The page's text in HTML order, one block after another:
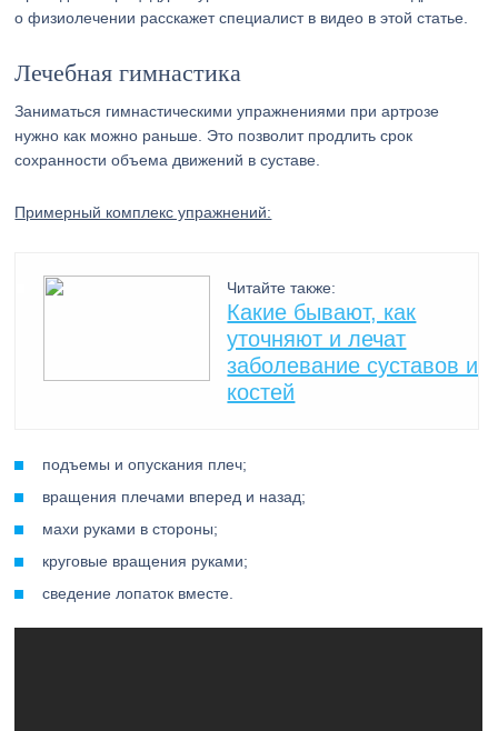
о физиолечении расскажет специалист в видео в этой статье.
Лечебная гимнастика
Заниматься гимнастическими упражнениями при артрозе
нужно как можно раньше. Это позволит продлить срок
сохранности объема движений в суставе.
Примерный комплекс упражнений:
Читайте также:
Какие бывают, как
уточняют и лечат
заболевание суставов и
костей
подъемы и опускания плеч;
вращения плечами вперед и назад;
махи руками в стороны;
круговые вращения руками;
сведение лопаток вместе.